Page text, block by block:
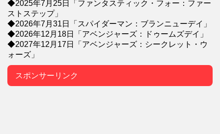
◆2025年7月25日「ファンタスティック・フォー：ファー
ストステップ」
◆2026年7月31日「スパイダーマン：ブランニューデイ」
◆2026年12月18日「アベンジャーズ：ドゥームズデイ」
◆2027年12月17日「アベンジャーズ：シークレット・ウ
ォーズ」
スポンサーリンク